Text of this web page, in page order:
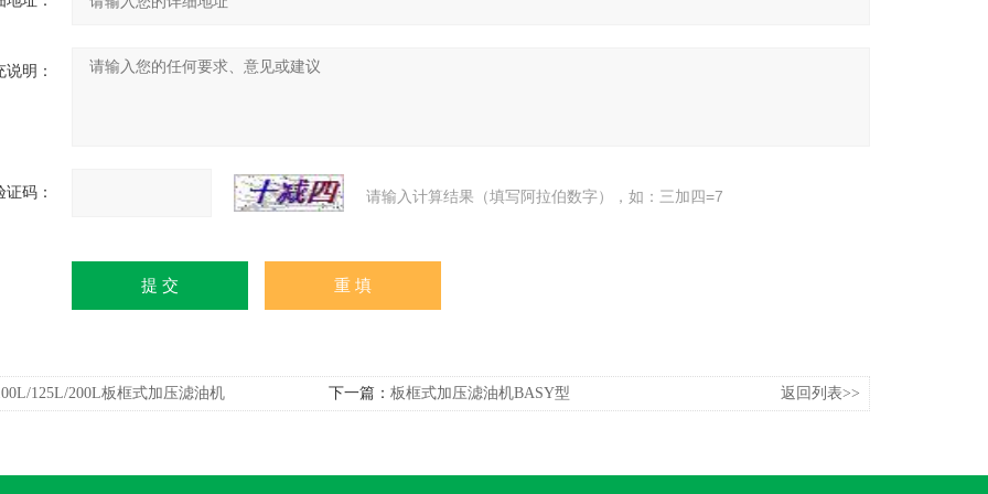
说明：
证码： 请输入计算结果（填写阿拉伯数字），如：三加四=7
125L/200L板框式加压滤油机 下一篇： 板框式加压滤油机BASY型 返回列表>>